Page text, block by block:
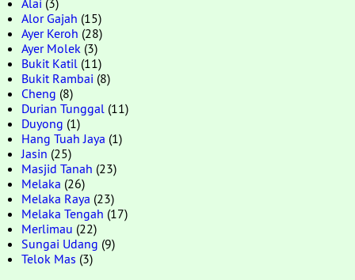
Alai (3)
Alor Gajah (15)
Ayer Keroh (28)
Ayer Molek (3)
Bukit Katil (11)
Bukit Rambai (8)
Cheng (8)
Durian Tunggal (11)
Duyong (1)
Hang Tuah Jaya (1)
Jasin (25)
Masjid Tanah (23)
Melaka (26)
Melaka Raya (23)
Melaka Tengah (17)
Merlimau (22)
Sungai Udang (9)
Telok Mas (3)